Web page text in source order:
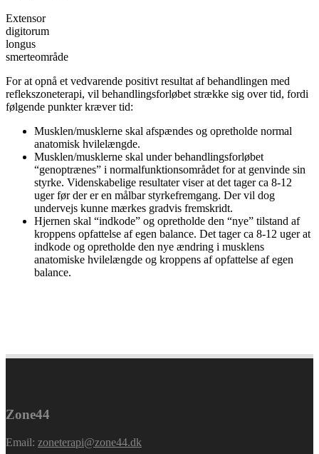
Extensor
digitorum
longus
smerteområde
For at opnå et vedvarende positivt resultat af behandlingen med
reflekszoneterapi, vil behandlingsforløbet strække sig over tid, fordi
følgende punkter kræver tid:
Musklen/musklerne skal afspændes og opretholde normal
anatomisk hvilelængde.
Musklen/musklerne skal under behandlingsforløbet
“genoptrænes” i normalfunktionsområdet for at genvinde sin
styrke. Videnskabelige resultater viser at det tager ca 8-12
uger før der er en målbar styrkefremgang. Der vil dog
undervejs kunne mærkes gradvis fremskridt.
Hjernen skal “indkode” og opretholde den “nye” tilstand af
kroppens opfattelse af egen balance. Det tager ca 8-12 uger at
indkode og opretholde den nye ændring i musklens
anatomiske hvilelængde og kroppens af opfattelse af egen
balance.
Zone44
Email: zoneterapi@zone44.dk